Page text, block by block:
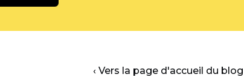
‹ Vers la page d'accueil du blog